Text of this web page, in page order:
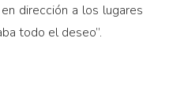
dirección a los lugares
todo el deseo”.